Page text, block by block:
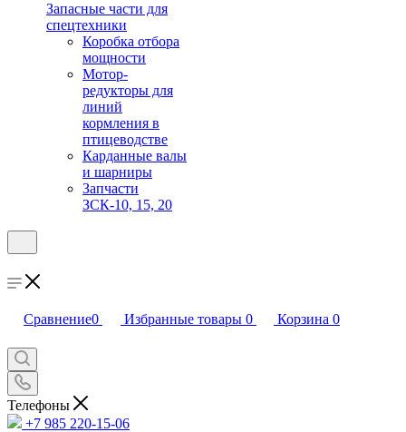
Запасные части для
спецтехники
Коробка отбора
мощности
Мотор-
редукторы для
линий
кормления в
птицеводстве
Карданные валы
и шарниры
Запчасти
ЗСК-10, 15, 20
Сравнение0 Избранные товары 0 Корзина 0
Телефоны
+7 985 220-15-06